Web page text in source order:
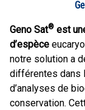
Geno Sat® est
d’espèce
notre solution a
différentes dans
d’analyses de
conservation.